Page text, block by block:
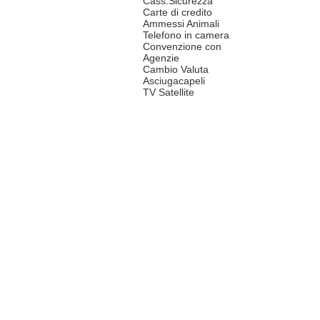
Carte di credito
Ammessi Animali
Telefono in camera
Convenzione con
Agenzie
Cambio Valuta
Asciugacapeli
TV Satellite